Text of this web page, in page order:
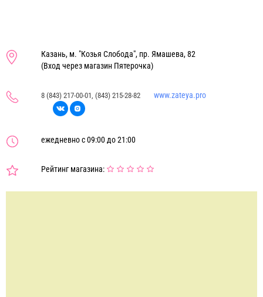
Казань, м. "Козья Слобода", пр. Ямашева, 82
(Вход через магазин Пятерочка)
8 (843) 217-00-01, (843) 215-28-82 www.zateya.pro
ежедневно с 09:00 до 21:00
Рейтинг магазина: